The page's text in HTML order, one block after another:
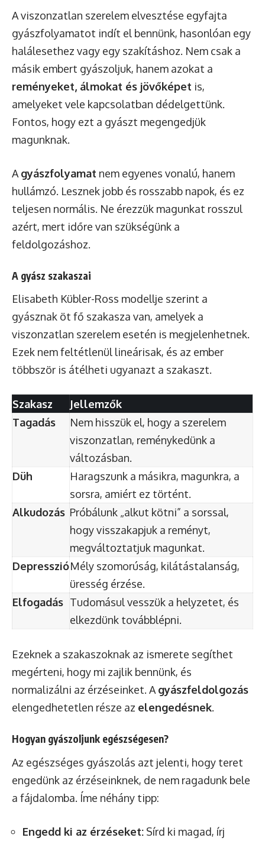
A viszonzatlan szerelem elvesztése egyfajta
gyászfolyamatot indít el bennünk, hasonlóan egy
halálesethez vagy egy szakításhoz. Nem csak a
másik embert gyászoljuk, hanem azokat a
reményeket, álmokat és jövőképet is,
amelyeket vele kapcsolatban dédelgettünk.
Fontos, hogy ezt a gyászt megengedjük
magunknak.
A gyászfolyamat nem egyenes vonalú, hanem
hullámzó. Lesznek jobb és rosszabb napok, és ez
teljesen normális. Ne érezzük magunkat rosszul
azért, mert időre van szükségünk a
feldolgozáshoz.
A gyász szakaszai
Elisabeth Kübler-Ross modellje szerint a
gyásznak öt fő szakasza van, amelyek a
viszonzatlan szerelem esetén is megjelenhetnek.
Ezek nem feltétlenül lineárisak, és az ember
többször is átélheti ugyanazt a szakaszt.
Szakasz
Jellemzők
Tagadás
Nem hisszük el, hogy a szerelem
viszonzatlan, reménykedünk a
változásban.
Düh
Haragszunk a másikra, magunkra, a
sorsra, amiért ez történt.
Alkudozás Próbálunk „alkut kötni” a sorssal,
hogy visszakapjuk a reményt,
megváltoztatjuk magunkat.
DepresszióMély szomorúság, kilátástalanság,
üresség érzése.
Elfogadás Tudomásul vesszük a helyzetet, és
elkezdünk továbblépni.
Ezeknek a szakaszoknak az ismerete segíthet
megérteni, hogy mi zajlik bennünk, és
normalizálni az érzéseinket. Agyászfeldolgozás
elengedhetetlen része az elengedésnek.
Hogyan gyászoljunk egészségesen?
Az egészséges gyászolás azt jelenti, hogy teret
engedünk az érzéseinknek, de nem ragadunk bele
a fájdalomba. Íme néhány tipp:
Engedd ki az érzéseket: Sírd ki magad, írj